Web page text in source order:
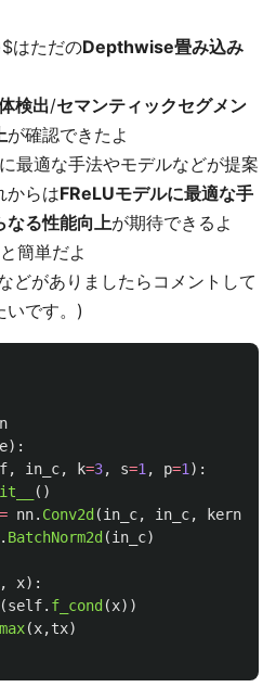
はただのDepthwise畳み込み
検出/セマンティックセグメン
が確認できたよ
最適な手法やモデルなどが提案
からはFReLUモデルに最適な手
なる性能向上が期待できるよ
簡単だよ
どがありましたらコメントして
いです。)
):
, in_c, k=3, s=1 , p=1 ):
()
= nn. Conv2d (in_c, in_c,
. BatchNorm2d (in_c)
, x):
(self. f_cond (x))
max(x,tx)